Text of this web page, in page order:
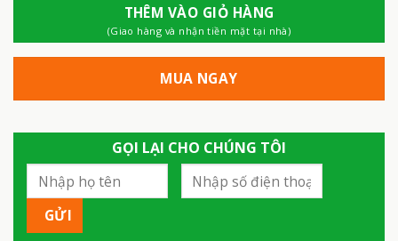
THÊM VÀO GIỎ HÀNG
(Giao hàng và nhận tiền mặt tại nhà)
MUA NGAY
GỌI LẠI CHO CHÚNG TÔI